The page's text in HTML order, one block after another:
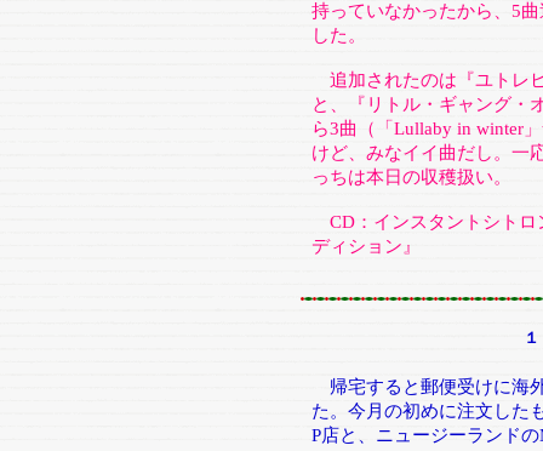
持っていなかったから、5
した。
追加されたのは『ユトレ
と、『リトル・ギャング・
ら3曲（「Lullaby in winter
けど、みなイイ曲だし。一
っちは本日の収穫扱い。
CD：インスタントシトロ
ディション』
帰宅すると郵便受けに海
た。今月の初めに注文した
P店と、ニュージーランド